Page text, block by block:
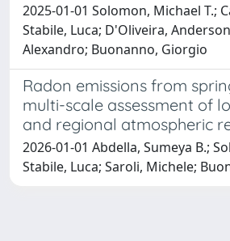
2025-01-01 Solomon, Michael T.;
Stabile, Luca; D'Oliveira,
Alexandro; Buonanno, Giorgio
Radon emissions from
multi-scale assessment of
and regional atmospheric
2026-01-01 Abdella, Sumeya B.;
Stabile, Luca; Saroli, Michele;